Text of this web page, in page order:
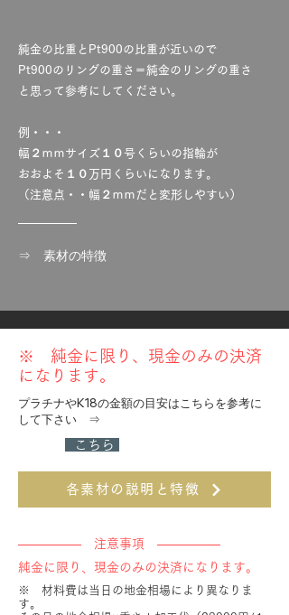
純金の比重とPt900の比重が近いので
Pt900のリングの重さ＝純金のリングの重さ
と思って参考にしてください。
例・・・
幅２ｍｍサイズ１０号くらいの指輪が
おおよそ１０万円くらいになります。
​（注意点・・幅２ｍｍだと変形しやすい）
⇒ 素材の特徴
​※ 純金に限り、現金のみの決済
になります。
​プラチナやK18の金額の目安はこちらを参考に
して下さい ⇒
​ こちら
各素材の説明と特徴
​――――― 注意事項 ―――――
​純金に限り、現金のみの決済になります。
※ 材料費は当日の地金相場により異なりま
す。